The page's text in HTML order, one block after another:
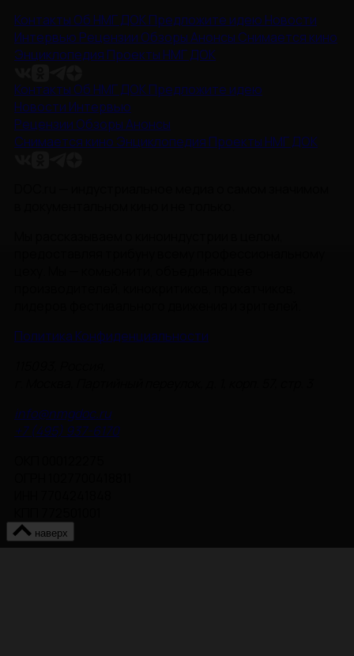
Контакты Об НМГ ДОКПредложите идею Новости
Интервью Рецензии ОбзорыАнонсы Снимается кино
Энциклопедия Проекты НМГ ДОК
Контакты Об НМГ ДОКПредложите идею
Новости Интервью
Рецензии ОбзорыАнонсы
Снимается кино Энциклопедия Проекты НМГ ДОК
Политика Конфиденциальности
info@nmgdoc.ru
+7 (495) 937-6170
наверх